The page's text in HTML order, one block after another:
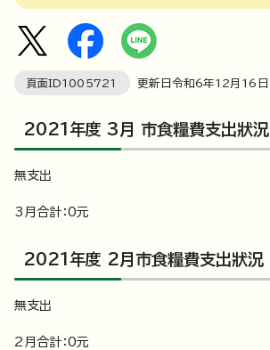
頁面ID1005721 更新日令和6年12月 16 日
2021年度 3月 市食糧費支出狀況
無支出
3月合計：0元
2021年度 2月市食糧費支出狀況
無支出
2月合計：0元